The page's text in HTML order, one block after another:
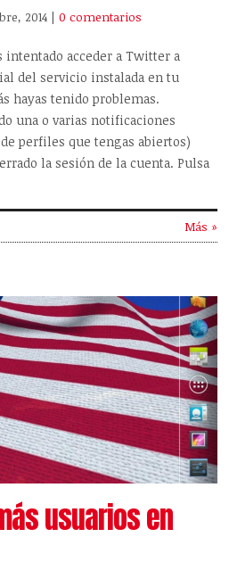
2014 |0 comentarios
acceder a Twitter a
del servicio instalada en tu
hayas tenido problemas.
una o varias notificaciones
perfiles que tengas abiertos)
la sesión de la cuenta. Pulsa
Más »
usuarios en